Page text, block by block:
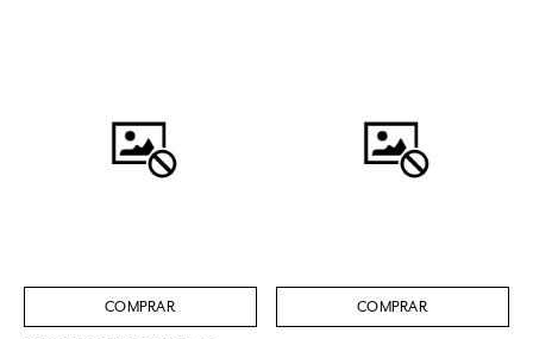
COMPRAR COMPRAR